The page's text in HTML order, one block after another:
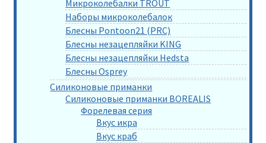
Микроколебалки TROUT
Наборы микроколебалок
Блесны Pontoon21 (PRC)
Блесны незацепляйки KING
Блесны незацепляйки Hedsta
Блесны Osprey
Силиконовые приманки
Силиконовые приманки BOREALIS
Форелевая серия
Вкус икра
Вкус краб